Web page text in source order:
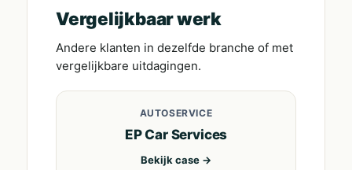
Vergelijkbaar werk
Andere klanten in dezelfde branche of met
vergelijkbare uitdagingen.
AUTOSERVICE
EP Car Services
Bekijk case →